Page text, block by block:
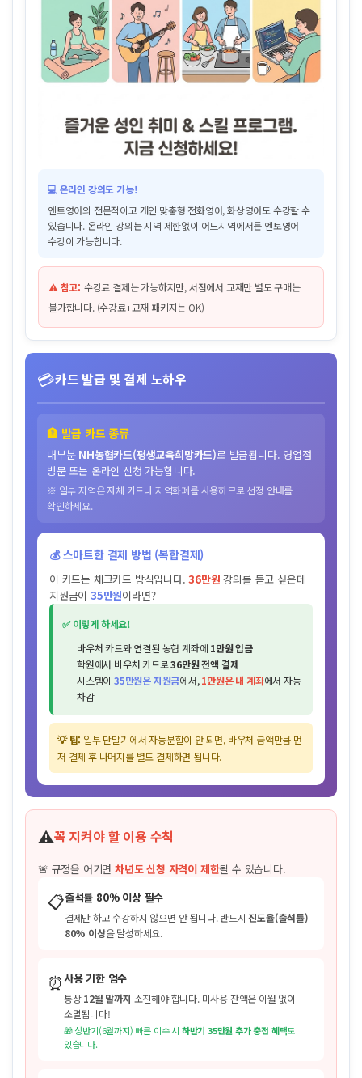
💻 온라인 강의도 가능!
엔토영어의 전문적이고 개인 맞춤형 전화영어, 화상영어도 수강할 수
있습니다. 온라인 강의는 지역 제한없이 어느지역에서든 엔토영어
수강이 가능합니다.
⚠️ 참고: 수강료 결제는 가능하지만, 서점에서 교재만 별도 구매는
불가합니다. (수강료+교재 패키지는 OK)
💳카드 발급 및 결제 노하우
🏦 발급 카드 종류
대부분 NH농협카드(평생교육희망카드)로 발급됩니다. 영업점
방문 또는 온라인 신청 가능합니다.
※ 일부 지역은 자체 카드나 지역화폐를 사용하므로 선정 안내를
확인하세요.
💰 스마트한 결제 방법 (복합결제)
이 카드는 체크카드 방식입니다.36만원 강의를 듣고 싶은데
지원금이 35만원이라면?
✅ 이렇게 하세요!
바우처 카드와 연결된 농협 계좌에 1만원 입금
학원에서 바우처 카드로36만원 전액 결제
시스템이 35만원은 지원금에서,1만원은 내 계좌에서 자동
차감
💡 팁: 일부 단말기에서 자동분할이 안 되면, 바우처 금액만큼 먼
저 결제 후 나머지를 별도 결제하면 됩니다.
⚠️꼭 지켜야 할 이용 수칙
🚨 규정을 어기면차년도 신청 자격이 제한될 수 있습니다.
📋출석률 80% 이상 필수
결제만 하고 수강하지 않으면 안 됩니다. 반드시진도율(출석률)
80% 이상을 달성하세요.
⏰사용 기한 엄수
통상12월 말까지 소진해야 합니다. 미사용 잔액은 이월 없이
소멸됩니다!
🎁 상반기(6월까지) 빠른 이수 시 하반기 35만원 추가 충전 혜택도
있습니다.